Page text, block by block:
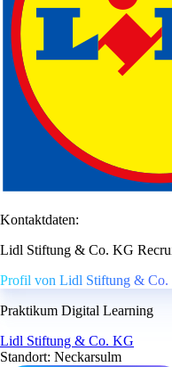
Kontaktdaten:
Lidl Stiftung & Co. KG
Profil von Lidl Stiftung & Co.
Praktikum Digital Learning
Lidl Stiftung & Co. KG
Standort: Neckarsulm